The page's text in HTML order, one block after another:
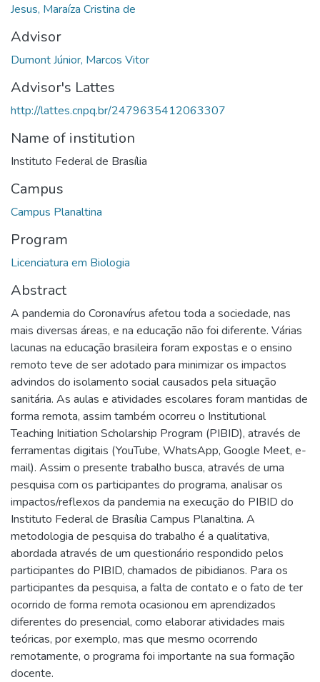
Jesus, Maraíza Cristina de
Advisor
Dumont Júnior, Marcos Vitor
Advisor's Lattes
http://lattes.cnpq.br/2479635412063307
Name of institution
Instituto Federal de Brasília
Campus
Campus Planaltina
Program
Licenciatura em Biologia
Abstract
A pandemia do Coronavírus afetou toda a sociedade, nas
mais diversas áreas, e na educação não foi diferente. Várias
lacunas na educação brasileira foram expostas e o ensino
remoto teve de ser adotado para minimizar os impactos
advindos do isolamento social causados pela situação
sanitária. As aulas e atividades escolares foram mantidas de
forma remota, assim também ocorreu o Institutional
Teaching Initiation Scholarship Program (PIBID), através de
ferramentas digitais (YouTube, WhatsApp, Google Meet, e-
mail). Assim o presente trabalho busca, através de uma
pesquisa com os participantes do programa, analisar os
impactos/reflexos da pandemia na execução do PIBID do
Instituto Federal de Brasília Campus Planaltina. A
metodologia de pesquisa do trabalho é a qualitativa,
abordada através de um questionário respondido pelos
participantes do PIBID, chamados de pibidianos. Para os
participantes da pesquisa, a falta de contato e o fato de ter
ocorrido de forma remota ocasionou em aprendizados
diferentes do presencial, como elaborar atividades mais
teóricas, por exemplo, mas que mesmo ocorrendo
remotamente, o programa foi importante na sua formação
docente.